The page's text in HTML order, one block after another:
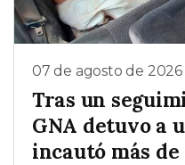
07 de agosto de 2026
Tras un
GNA detuvo a
incautó más